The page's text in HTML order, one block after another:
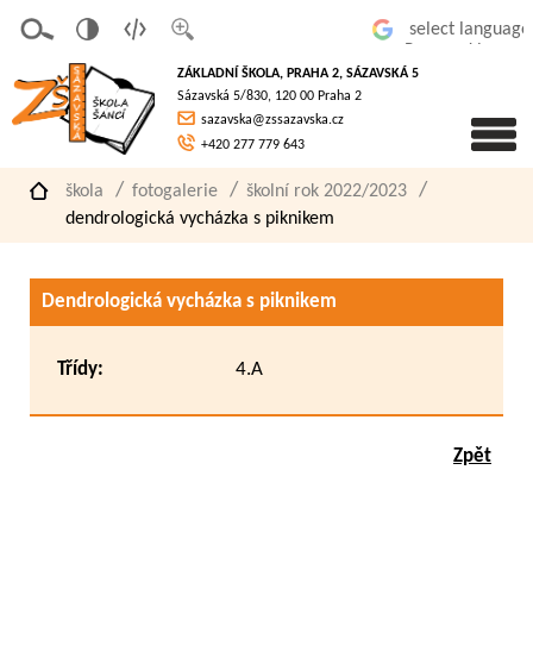
písmo
á
verze
pro
slaboz
raké
ZÁKLADNÍ ŠKOLA, PRAHA 2, SÁZAVSKÁ 5
Sázavská 5/830, 120 00 Praha 2
sazavska@zssazavska.cz
+420 277 779 643
škola fotogalerie
školní rok 2022/2023
dendrologická vycházka s piknikem
Dendrologická vycházka s piknikem
Třídy: 4.A
Zpět